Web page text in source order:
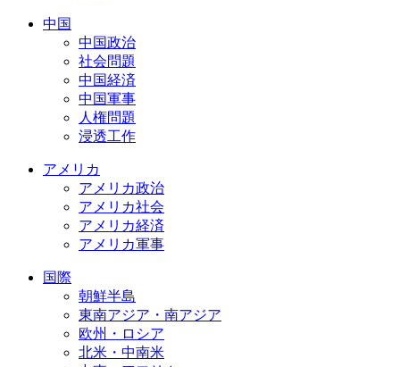
中国
中国政治
社会問題
中国経済
中国軍事
人権問題
浸透工作
アメリカ
アメリカ政治
アメリカ社会
アメリカ経済
アメリカ軍事
国際
朝鮮半島
東南アジア・南アジア
欧州・ロシア
北米・中南米